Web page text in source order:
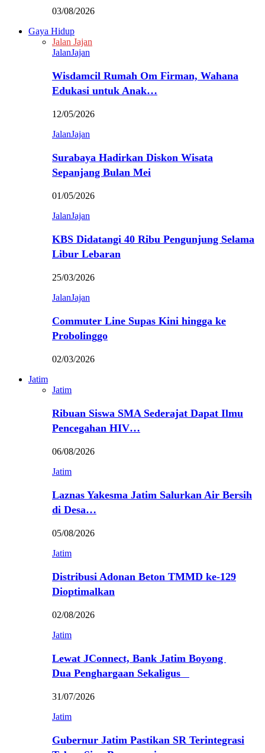
03/08/2026
Gaya Hidup
Jalan Jajan
JalanJajan
Wisdamcil Rumah Om Firman, Wahana
Edukasi untuk Anak…
12/05/2026
JalanJajan
Surabaya Hadirkan Diskon Wisata
Sepanjang Bulan Mei
01/05/2026
JalanJajan
KBS Didatangi 40 Ribu Pengunjung Selama
Libur Lebaran
25/03/2026
JalanJajan
Commuter Line Supas Kini hingga ke
Probolinggo
02/03/2026
Jatim
Jatim
Ribuan Siswa SMA Sederajat Dapat Ilmu
Pencegahan HIV…
06/08/2026
Jatim
Laznas Yakesma Jatim Salurkan Air Bersih
di Desa…
05/08/2026
Jatim
Distribusi Adonan Beton TMMD ke-129
Dioptimalkan
02/08/2026
Jatim
Lewat JConnect, Bank Jatim Boyong
Dua Penghargaan Sekaligus
31/07/2026
Jatim
Gubernur Jatim Pastikan SR Terintegrasi